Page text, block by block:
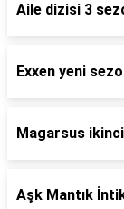
Aile dizisi 3
Exxen yeni
Magarsus
Aşk Mantık